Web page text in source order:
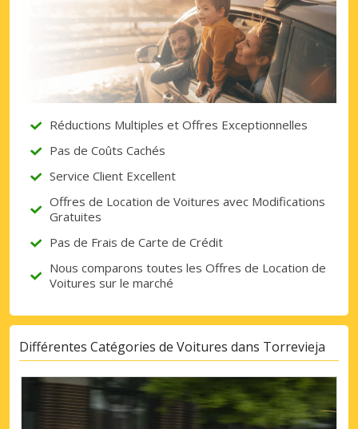
Réductions Multiples et Offres Exceptionnelles
Pas de Coûts Cachés
Service Client Excellent
Offres de Location de Voitures avec Modifications
Gratuites
Pas de Frais de Carte de Crédit
Nous comparons toutes les Offres de Location de
Voitures sur le marché
Différentes Catégories de Voitures dans Torrevieja